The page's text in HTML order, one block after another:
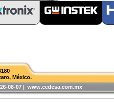
México.
08-07 | www.cedesa.com.mx